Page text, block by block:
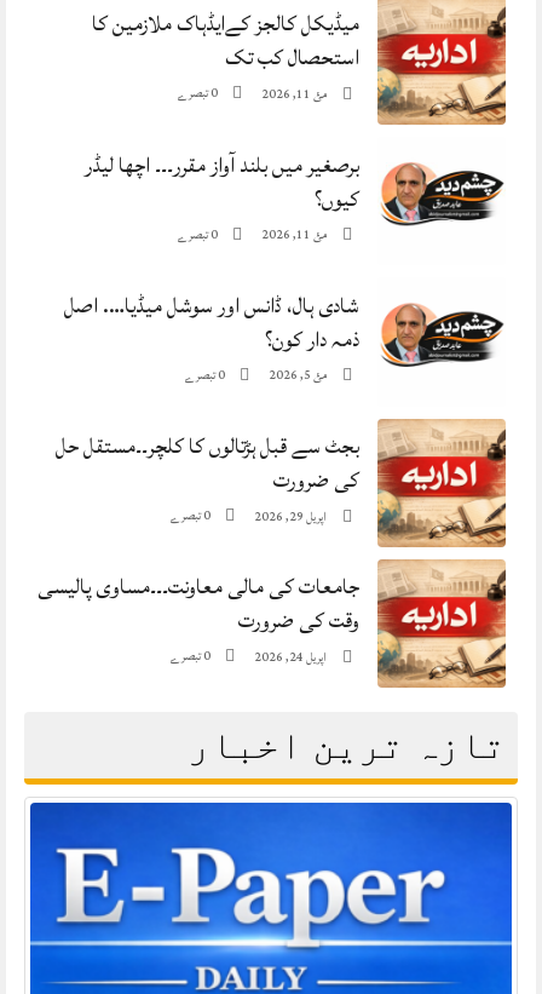
میڈیکل کالجز کےایڈہاک ملازمین کا
استحصال کب تک
مئ 11, 2026 0 تبصرے
برصغیر میں بلند آواز مقرر۔۔۔ اچھا لیڈر
کیوں؟
مئ 11, 2026 0 تبصرے
شادی ہال، ڈانس اور سوشل میڈیا…. اصل
ذمہ دار کون؟
مئ 5, 2026 0 تبصرے
بجٹ سے قبل ہڑتالوں کا کلچر۔۔مستقل حل
کی ضرورت
اپریل 29, 2026 0 تبصرے
جامعات کی مالی معاونت۔۔۔مساوی پالیسی
وقت کی ضرورت
اپریل 24, 2026 0 تبصرے
تازہ ترین اخبار